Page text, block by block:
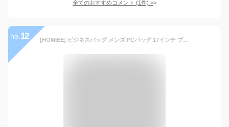
全てのおすすめコメント (1件) >
no. 12 [HOMIEE] ビジネスバッグ メンズ PCバッグ 17インチ ブリーフケース 2way 大容量 マチ拡張可能 パソコンバッグ Ａ4 ＰＣ対応バッグ ショルダーバッグ 自立 リクルート 就活 ビジネス 通勤 通学 出張 ブラック 父の日